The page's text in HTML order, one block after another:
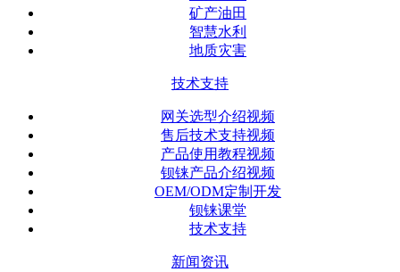
矿产油田
智慧水利
地质灾害
技术支持
网关选型介绍视频
售后技术支持视频
产品使用教程视频
钡铼产品介绍视频
OEM/ODM定制开发
钡铼课堂
技术支持
新闻资讯